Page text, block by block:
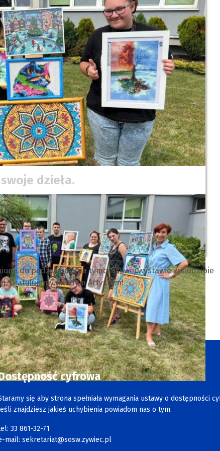
dzieła.
do podziwiania na tymczasowej wystawie w siedzibie
Gratulujemy młodym Artystom!
cyfrowa
się aby strona spełniała wymagania ustawy o
znajdziesz jakieś uchybienia powiadom nas o tym.
33 861-32-71
mail: sekretariat@sosw.zywiec.pl